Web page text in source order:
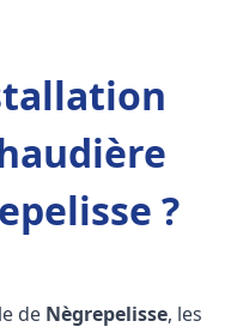
?
de Nègrepelisse, les